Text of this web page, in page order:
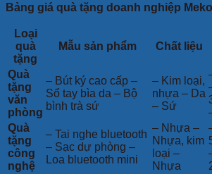
Bảng giá quà tặng doanh nghiệp
Loại
quà
tặng
Mẫu sản phẩm Chất liệu
Quà
tặng
văn
phòng
– Bút ký cao cấp –
Sổ tay bìa da – Bộ
bình trà sứ
– Kim loại,
nhựa – Da
– Sứ
Quà
tặng
công
nghệ
– Tai nghe bluetooth
– Sạc dự phòng –
Loa bluetooth mini
– Nhựa –
Nhựa, kim
loại –
Nhựa